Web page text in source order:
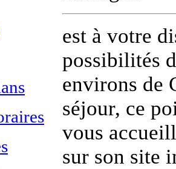
est à votre
possibilités
environs de
séjour, ce
vous
sur son site